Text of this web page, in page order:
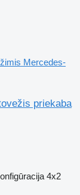
Mercedes-
priekaba
4x2